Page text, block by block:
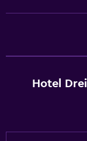
LenzuolaHotel